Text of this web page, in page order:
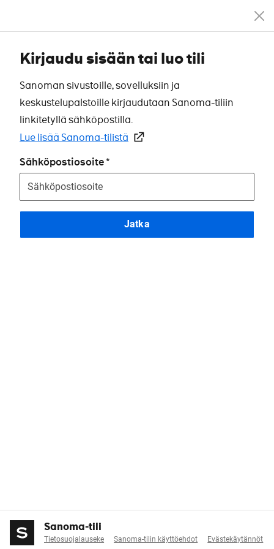
Kirjaudu sisään tai luo tili
Sanoman sivustoille, sovelluksiin ja
keskustelupalstoille kirjaudutaan Sanoma-tiliin
linkitetyllä sähköpostilla.
Lue lisää Sanoma-tilistä
Sähköpostiosoite
Jatka
Sanoma-tili
Tietosuojalauseke Sanoma-tilin käyttöehdot Evästekäytännöt